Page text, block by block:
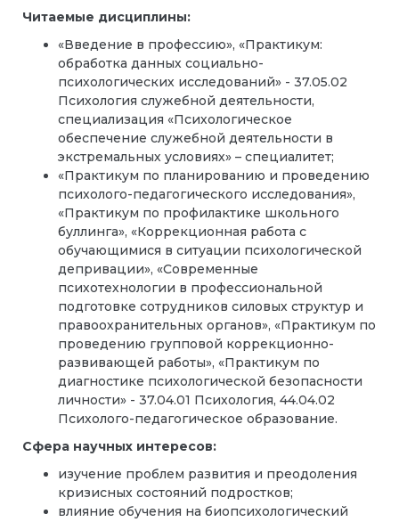
Читаемые дисциплины:
«Введение в профессию», «Практикум:
обработка данных социально-
психологических исследований» - 37.05.02
Психология служебной деятельности,
специализация «Психологическое
обеспечение служебной деятельности в
экстремальных условиях» – специалитет;
«Практикум по планированию и проведению
психолого-педагогического исследования»,
«Практикум по профилактике школьного
буллинга», «Коррекционная работа с
обучающимися в ситуации психологической
депривации», «Современные
психотехнологии в профессиональной
подготовке сотрудников силовых структур и
правоохранительных органов», «Практикум по
проведению групповой коррекционно-
развивающей работы», «Практикум по
диагностике психологической безопасности
личности» - 37.04.01 Психология, 44.04.02
Психолого-педагогическое образование.
Сфера научных интересов:
изучение проблем развития и преодоления
кризисных состояний подростков;
влияние обучения на биопсихологический